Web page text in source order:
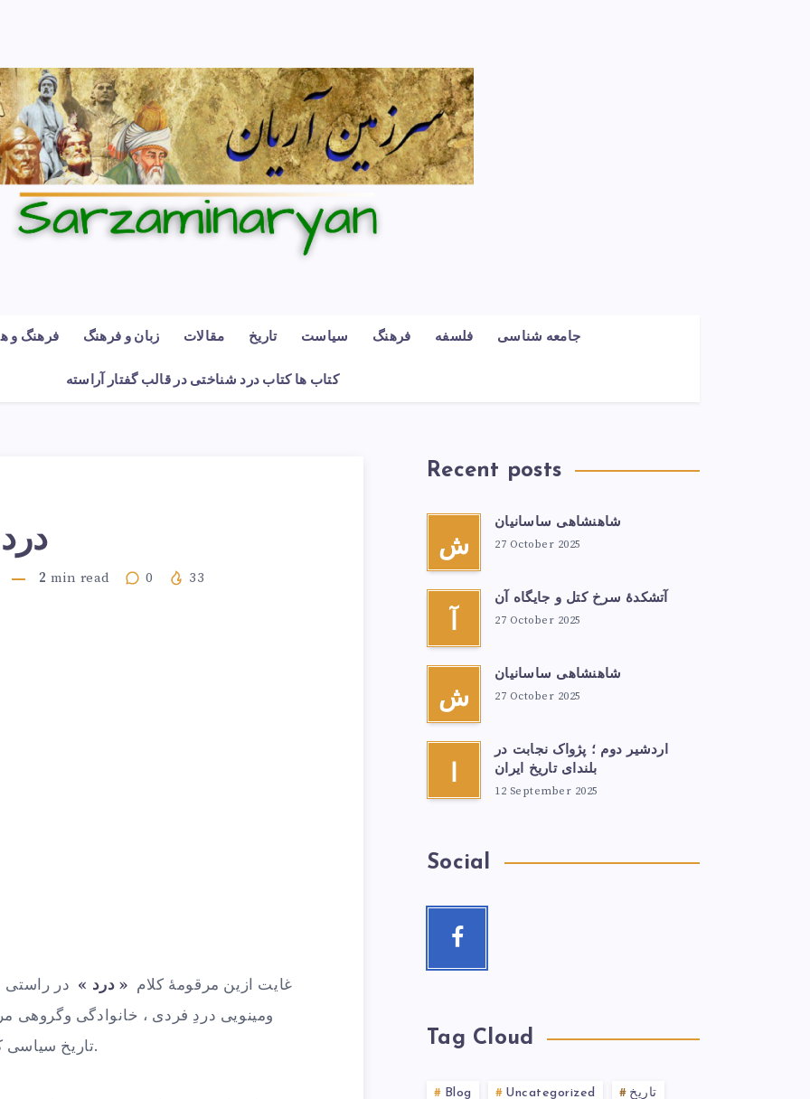
فرهنگ و زبان و فرهنگ مقالات تاریخ سیاست فرهنگ فلسفه جامعه شناسی
کتاب ها کتاب درد شناختی در قالب گفتار آراسته
2 min read 0 33
غایت ازین مرقومۀ کلام « درد » در راستی
ومینویی دردِ فردی ، خانوادگی وگروهی
تاریخ سیاسی کشور خراسان ــ افغانستان می باشد.
Recent posts
ش
شاهنشاهی ساسانیان
27 October 2025
آ
آتشكدهٔ سرخ‌ کتل و جایگاه آن
27 October 2025
ش
شاهنشاهی ساسانیان
27 October 2025
ا
اردشیر دوم ؛ پژواک نجابت در
بلندای تاریخ ایران
12 September 2025
Social
Tag Cloud
Blog Uncategorized تاریخ